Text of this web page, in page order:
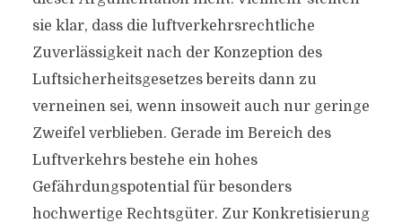
sie klar, dass die luftverkehrsrechtliche
Zuverlässigkeit nach der Konzeption des
Luftsicherheitsgesetzes bereits dann zu
verneinen sei, wenn insoweit auch nur geringe
Zweifel verblieben. Gerade im Bereich des
Luftverkehrs bestehe ein hohes
Gefährdungspotential für besonders
hochwertige Rechtsgüter. Zur Konkretisierung